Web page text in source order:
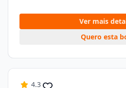
Ver mais
Quero esta
4.3